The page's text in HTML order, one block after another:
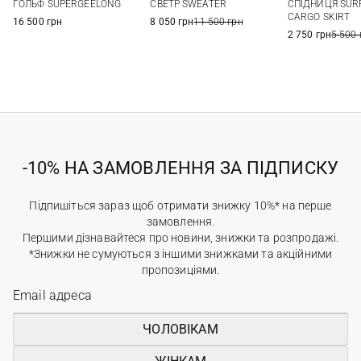
ГОЛЬФ SUPERGEELONG
16 500 грн
СВЕТР SWEATER
8 050 грн11 500 грн
29
СПІДНИЦЯ
CARGO SKIRT
2 750 грн5 500
-10% НА ЗАМОВЛЕННЯ ЗА ПІДПИСКУ
Підпишіться зараз щоб отримати знижку 10%* на перше
замовлення.
Першими дізнавайтеся про новини, знижки та розпродажі.
*Знижки не сумуються з іншими знижками та акційними
пропозиціями.
ЧОЛОВІКАМ